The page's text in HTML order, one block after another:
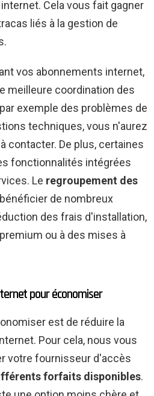
Cela vous fait gagner
liés à la gestion de
vos abonnements internet,
meilleure coordination des
exemple des problèmes de
techniques, vous n'aurez
contacter. De plus, certaines
fonctionnalités intégrées
Le regroupement des
de nombreux
des frais d'installation,
ou à des mises à
pour économiser
est de réduire la
Pour cela, nous vous
votre fournisseur d'accès
forfaits disponibles.